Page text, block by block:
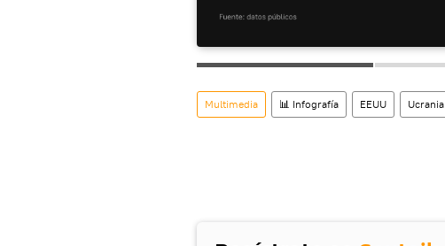
Multimedia 📊 Infografía EEUU Ucrania